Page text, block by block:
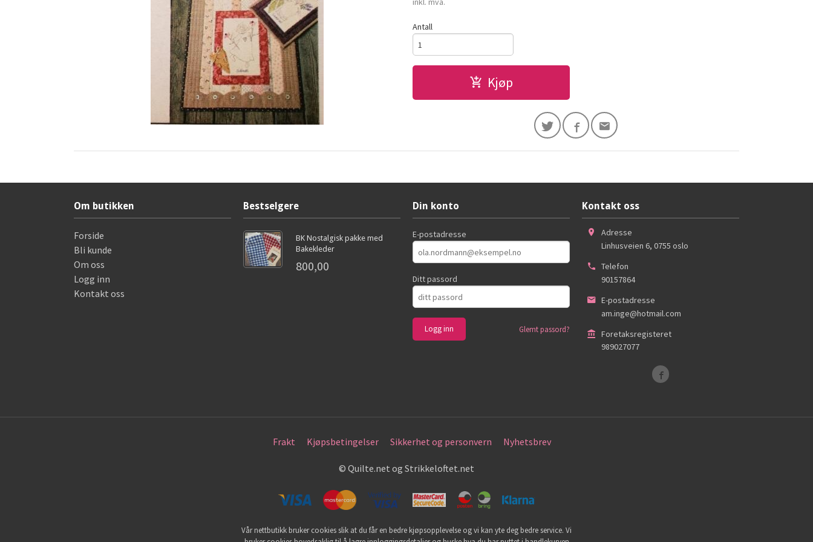
Antall
Kjøp
Om butikken
Forside
Bli kunde
Om oss
Logg inn
Kontakt oss
Bestselgere
BK Nostalgisk pakke med
Bakekleder
800,00
Din konto
E-postadresse
Ditt passord
Glemt passord?
Kontakt oss
Adresse
Linhusveien 6, 0755 oslo
Telefon
90157864
E-postadresse
am.inge@hotmail.com
Foretaksregisteret
989027077
Frakt Kjøpsbetingelser Sikkerhet og personvern Nyhetsbrev
© Quilte.net og Strikkeloftet.net
Vår nettbutikk bruker cookies slik at du får en bedre kjøpsopplevelse og vi kan yte deg bedre service. Vi